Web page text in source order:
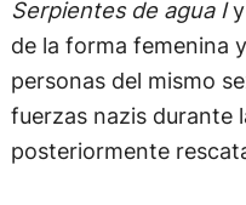
Serpientes de agua Iy
de la forma femenina
personas del mismo
fuerzas nazis durante
posteriormente